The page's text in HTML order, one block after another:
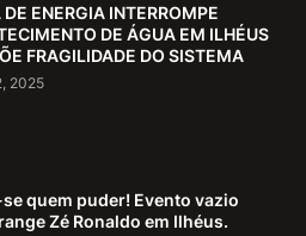
DE ENERGIA INTERROMPE
DE ÁGUA EM ILHÉUS
FRAGILIDADE DO SISTEMA
2025
quem puder! Evento vazio
Zé Ronaldo em Ilhéus.